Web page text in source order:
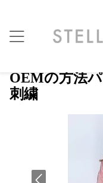
OEMの
OEMの方法
刺繍